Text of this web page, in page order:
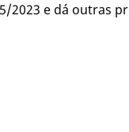
2023 e dá outras